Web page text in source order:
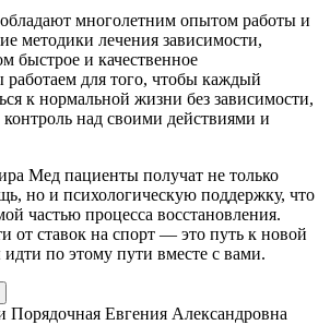
многолетним опытом работы и
методики лечения зависимости,
быстрое и качественное
для того, чтобы каждый
к нормальной жизни без зависимости,
контроль над своими действиями и
Мед пациенты получат не только
но и психологическую поддержку, что
частью процесса восстановления.
от ставок на спорт — это путь к новой
по этому пути вместе с вами.